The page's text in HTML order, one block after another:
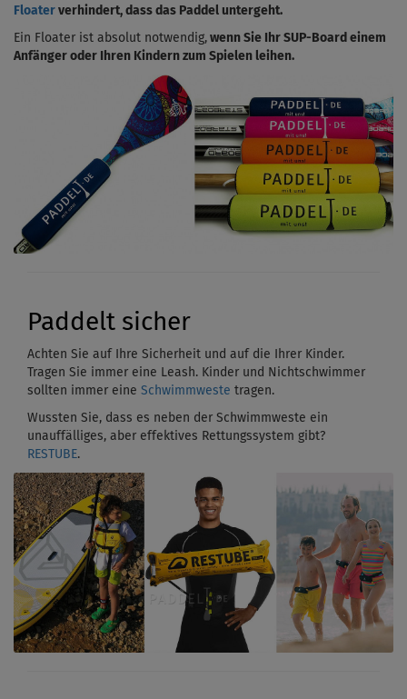
Floater verhindert, dass das Paddel untergeht.
Ein Floater ist absolut notwendig, wenn Sie Ihr SUP-Board einem
Anfänger oder Ihren Kindern zum Spielen leihen.
Paddelt sicher
Achten Sie auf Ihre Sicherheit und auf die Ihrer Kinder.
Tragen Sie immer eine Leash. Kinder und Nichtschwimmer
sollten immer eine Schwimmweste tragen.
Wussten Sie, dass es neben der Schwimmweste ein
unauffälliges, aber effektives Rettungssystem gibt?
RESTUBE.